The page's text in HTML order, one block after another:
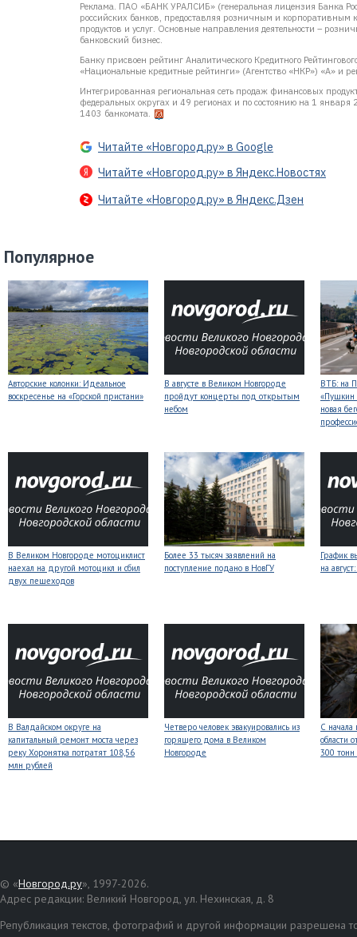
Реклама. ПАО «БАНК УРАЛСИБ» (генеральная лицензия Банка
российских банков, предоставляя розничным и корпоративным
продуктов и услуг. Основные направления деятельности –
банковский бизнес.
Банку присвоен рейтинг Аналитического Кредитного
«Национальные кредитные рейтинги» (Агентство «НКР») «А» и
Интегрированная региональная сеть продаж финансовых
федеральных округах и 49 регионах и по состоянию на 1
1403 банкомата.
Читайте «Новгород.ру» в Google
Читайте «Новгород.ру» в Яндекс.Новостях
Читайте «Новгород.ру» в Яндекс.Дзен
Популярное
Авторские колонки: Идеальное
воскресенье на «Горской пристани»
В августе в Великом Новгороде
пройдут концерты под открытым
небом
ВТБ: на
«Пушкин
новая
В Великом Новгороде мотоциклист
наехал на другой мотоцикл и сбил
двух пешеходов
Более 33 тысяч заявлений на
поступление подано в НовГУ
График
на
В Валдайском округе на
капитальный ремонт моста через
реку Хоронятка потратят 108,56
млн рублей
Четверо человек эвакуировались из
горящего дома в Великом
Новгороде
С начала
области
300
© «Новгород.ру», 1997-2026.
Адрес редакции: Великий Новгород, ул. Нехинская, д. 8
Републикация текстов, фотографий и другой информации разрешена